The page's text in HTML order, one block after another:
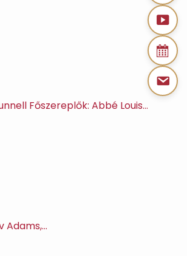
Főszereplők: Abbé Louis…
Adams,…